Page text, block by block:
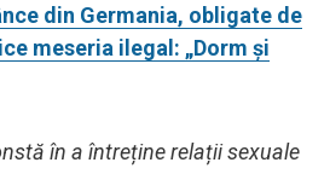
din Germania, obligate de
meseria ilegal: „Dorm și
în a întreține relații sexuale